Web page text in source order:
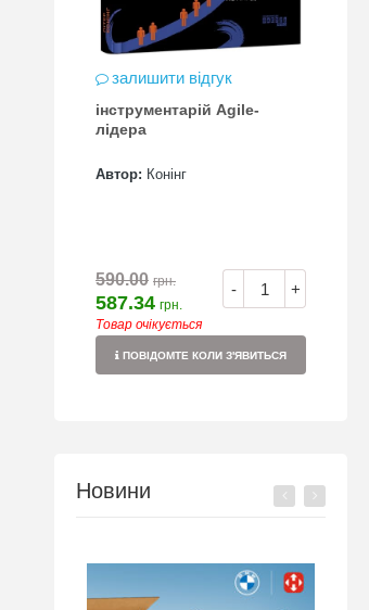
залишити відгук
інструментарій Аgile-
лідера
Автор: Конінг
- +
590.00 грн.
587.34 грн.
Товар очікується
ПОВІДОМТЕ КОЛИ З'ЯВИТЬСЯ
Новини